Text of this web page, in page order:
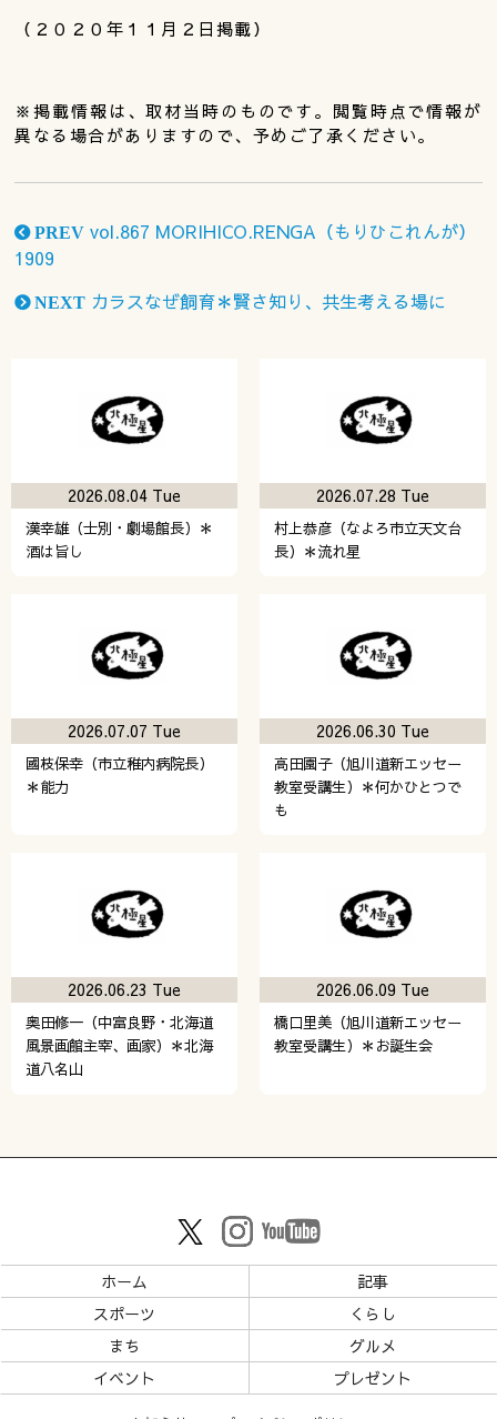
（２０２０年１１月２日掲載）
※掲載情報は、取材当時のものです。閲覧時点で情報が
異なる場合がありますので、予めご了承ください。
PREV vol.867 MORIHICO.RENGA（もりひこれんが）
1909
NEXT カラスなぜ飼育＊賢さ知り、共生考える場に
漢幸雄（士別・劇場館長）＊
酒は旨し
2026.08.04 Tue
村上恭彦（なよろ市立天文台
長）＊流れ星
2026.07.28 Tue
國枝保幸（市立稚内病院長）
＊能力
2026.07.07 Tue
高田園子（旭川道新エッセー
教室受講生）＊何かひとつで
も
2026.06.30 Tue
奥田修一（中富良野・北海道
風景画館主宰、画家）＊北海
道八名山
2026.06.23 Tue
橋口里美（旭川道新エッセー
教室受講生）＊お誕生会
2026.06.09 Tue
ホーム
記事
スポーツ
くらし
まち
グルメ
イベント
プレゼント